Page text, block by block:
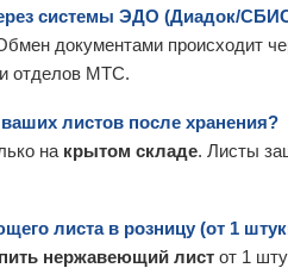
системы ЭДО (Диадок/
документами происходит
отделов МТС.
листов после хранения?
на крытом складе. Листы
листа в розницу (от 1
нержавеющий лист от 1